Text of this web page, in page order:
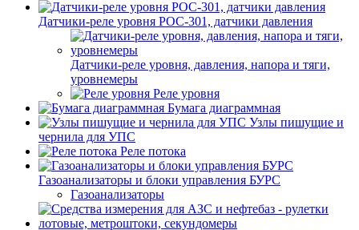
Датчики-реле уровня РОС-301, датчики давления
Датчики-реле уровня, давления, напора и тяги,
уровнемеры
Реле уровня
Бумага диаграммная
Узлы пишущие и
чернила для УПС
Реле потока
Газоанализаторы и блоки управления БУРС
Газоанализаторы